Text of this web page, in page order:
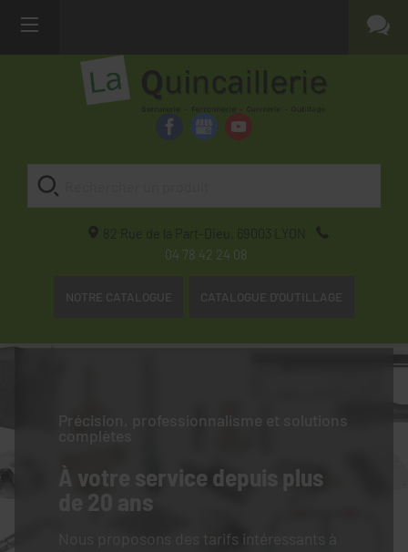
82 Rue de la Part-Dieu, 69003
LYON
04 78 42 24 08
NOTRE CATALOGUE CATALOGUE D'OUTILLAGE
Précision, professionnalisme et solutions
complètes
À votre service depuis plus
de 20 ans
Nous proposons des tarifs intéressants à